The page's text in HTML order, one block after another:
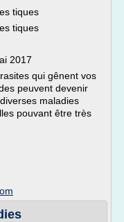
tiques
tiques
2017
qui gênent vos
peuvent devenir
maladies
pouvant être très